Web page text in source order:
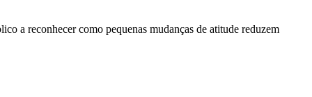
a reconhecer como pequenas mudanças de atitude reduzem